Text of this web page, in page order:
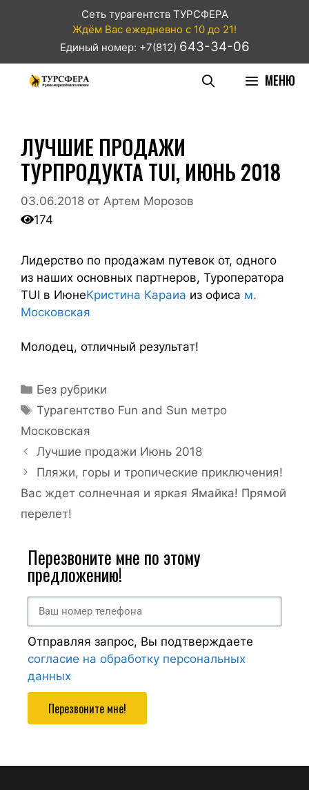
Сеть турагентств ТУРСФЕРА
Ждём Вас ежедневно с 10 до 21!
Единый номер: +7(812) 643-34-06
МЕНЮ
ЛУЧШИЕ ПРОДАЖИ
ТУРПРОДУКТА TUI, ИЮНЬ 2018
03.06.2018 от Артем Морозов
174
Лидерство по продажам путевок от, одного
из наших основных партнеров, Туроператора
TUI в ИюнеКристина Караиа из офиса м.
Московская
Молодец, отличный результат!
Без рубрики
Турагентство Fun and Sun метро
Московская
Лучшие продажи Июнь 2018
Пляжи, горы и тропические приключения!
Вас ждет солнечная и яркая Ямайка! Прямой
перелет!
Перезвоните мне по этому
предложению!
Отправляя запрос, Вы подтверждаете
согласие на обработку персональных
данных
Перезвоните мне!